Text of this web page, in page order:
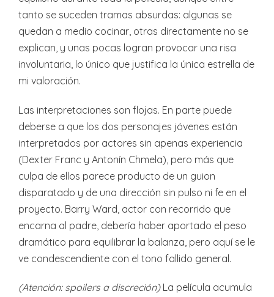
tanto se suceden tramas absurdas: algunas se
quedan a medio cocinar, otras directamente no se
explican, y unas pocas logran provocar una risa
involuntaria, lo único que justifica la única estrella de
mi valoración.
Las interpretaciones son flojas. En parte puede
deberse a que los dos personajes jóvenes están
interpretados por actores sin apenas experiencia
(Dexter Franc y Antonín Chmela), pero más que
culpa de ellos parece producto de un guion
disparatado y de una dirección sin pulso ni fe en el
proyecto. Barry Ward, actor con recorrido que
encarna al padre, debería haber aportado el peso
dramático para equilibrar la balanza, pero aquí se le
ve condescendiente con el tono fallido general.
(Atención: spoilers a discreción)La película acumula